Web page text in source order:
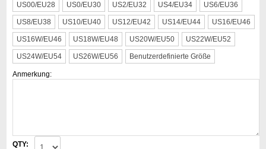
US00/EU28
US0/EU30 US2/EU32 US4/EU34 US6/EU36
US8/EU38 US10/EU40 US12/EU42 US14/EU44 US16/EU46
US16W/EU46 US18W/EU48 US20W/EU50 US22W/EU52
US24W/EU54 US26W/EU56 Benutzerdefinierte Größe
Anmerkung:
QTY: